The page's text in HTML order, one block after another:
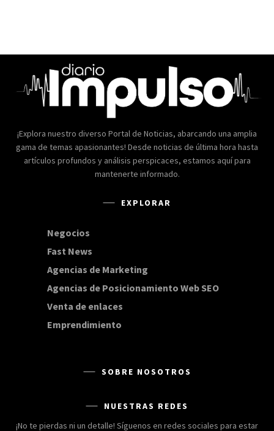
¡Explora nuestro diverso Portal de Noticias, abarcando una amplia
gama de temas apasionantes! Desde noticias de última hora hasta
artículos profundos y análisis perspicaces, estamos aquí para
mantenerte informado.
EXPLORAR
Negocios
Fast News
Agencias de Marketing
Agencias de Posicionamiento Web SEO20
Venta de enlaces
Emprendimiento
SOBRE NOSOTROS
NUESTRAS REDES
¡No te pierdas ni un detalle! Síguenos en redes sociales para estar